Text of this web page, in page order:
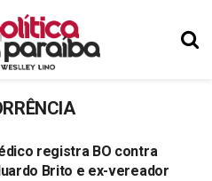
registra BO contra
Brito e ex-vereador